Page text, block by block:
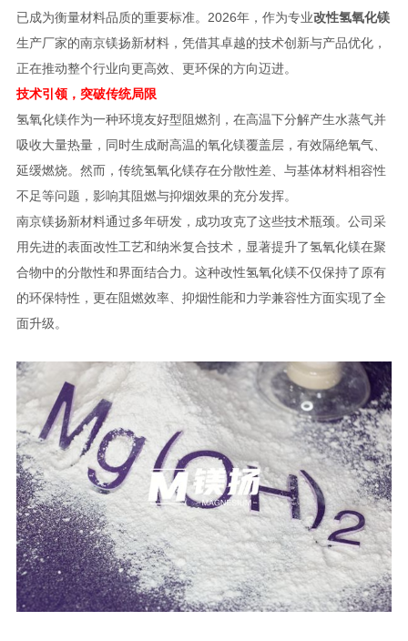
已成为衡量材料品质的重要标准。2026年，作为专业改性氢氧化镁
生产厂家的南京镁扬新材料，凭借其卓越的技术创新与产品优化，
正在推动整个行业向更高效、更环保的方向迈进。
技术引领，突破传统局限
氢氧化镁作为一种环境友好型阻燃剂，在高温下分解产生水蒸气并
吸收大量热量，同时生成耐高温的氧化镁覆盖层，有效隔绝氧气、
延缓燃烧。然而，传统氢氧化镁存在分散性差、与基体材料相容性
不足等问题，影响其阻燃与抑烟效果的充分发挥。
南京镁扬新材料通过多年研发，成功攻克了这些技术瓶颈。公司采
用先进的表面改性工艺和纳米复合技术，显著提升了氢氧化镁在聚
合物中的分散性和界面结合力。这种改性氢氧化镁不仅保持了原有
的环保特性，更在阻燃效率、抑烟性能和力学兼容性方面实现了全
面升级。